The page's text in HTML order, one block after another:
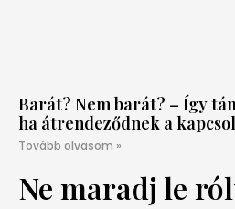
Barát? Nem barát? – Így
ha átrendeződnek a
Tovább olvasom »
Ne maradj le